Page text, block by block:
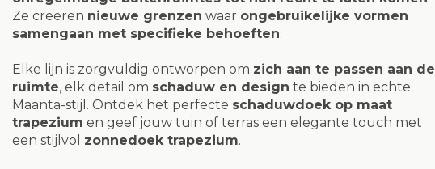
Ze creëren nieuwe grenzen waar ongebruikelijke vormen
samengaan met specifieke behoeften.
Elke lijn is zorgvuldig ontworpen om zich aan te passen aan de
ruimte, elk detail om schaduw en design te bieden in echte
Maanta-stijl. Ontdek het perfecte schaduwdoek op maat
trapezium en geef jouw tuin of terras een elegante touch met
een stijlvol zonnedoek trapezium.